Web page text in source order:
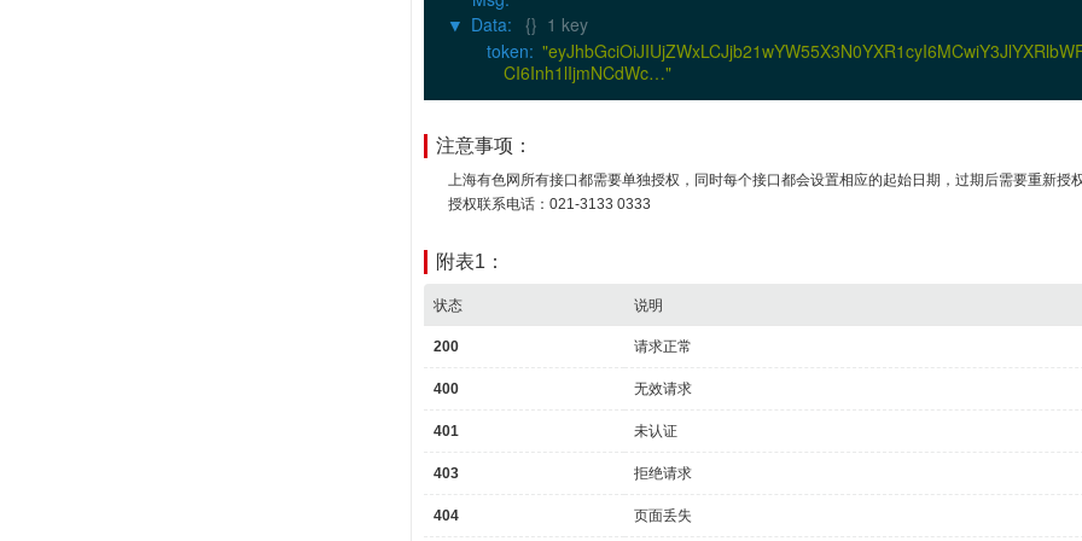
:
"2016-05-27"
1: "97.5"
2: "9.8"
3: "……"
▶ Data: {} 1 key
token:
CI6Inh1lIjmNCdWc…"
注意事项：
上海有色网所有接口都需要单独授权，同时每个接口都会设置相应的起始日期，过期后需要重新授权
授权联系电话：021-3133 0333
附表1：
状态 说明
200 请求正常
400 无效请求
401 未认证
403 拒绝请求
404 页面丢失